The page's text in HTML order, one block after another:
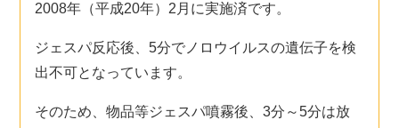
2008年（平成20年）2月に実施済です。
ジェスパ反応後、5分でノロウイルスの遺伝子を検
出不可となっています。
そのため、物品等ジェスパ噴霧後、3分～5分は放